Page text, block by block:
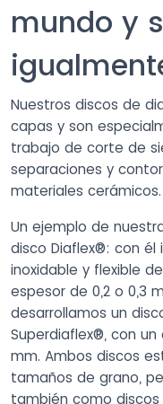
mundo y
Nuestros discos de
capas y son
trabajo de corte de
separaciones y
materiales cerámicos.
Un ejemplo de
disco Diaflex®: con él
inoxidable y flexible
espesor de 0,2 o 0,3
desarrollamos un
Superdiaflex®, con un
mm. Ambos discos
tamaños de grano,
también como